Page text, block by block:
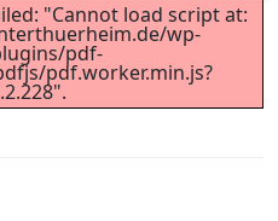
"Cannot load script at:
wp-
pdf-
pdf.worker.min.js?